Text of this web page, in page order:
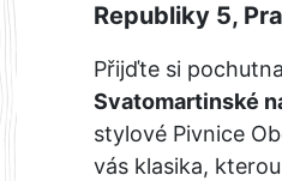
Republiky 5,
Přijďte si
Svatomartinské
stylové Pivnice
vás klasika,